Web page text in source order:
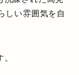
しい雰囲気を自